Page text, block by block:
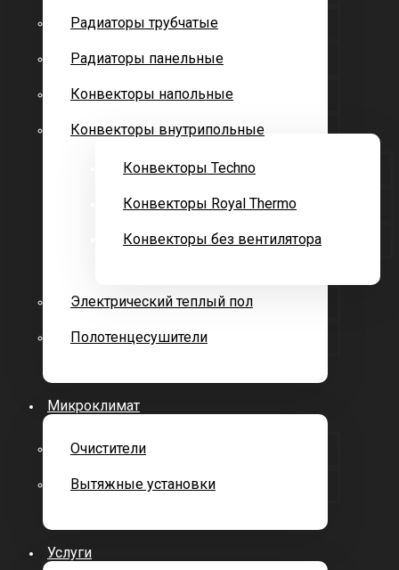
Радиаторы трубчатые
Радиаторы панельные
Конвекторы напольные
Конвекторы внутрипольные
Конвекторы Techno
Конвекторы Royal Thermo
Конвекторы без вентилятора
Электрический теплый пол
Полотенцесушители
Микроклимат
Очистители
Вытяжные установки
Услуги